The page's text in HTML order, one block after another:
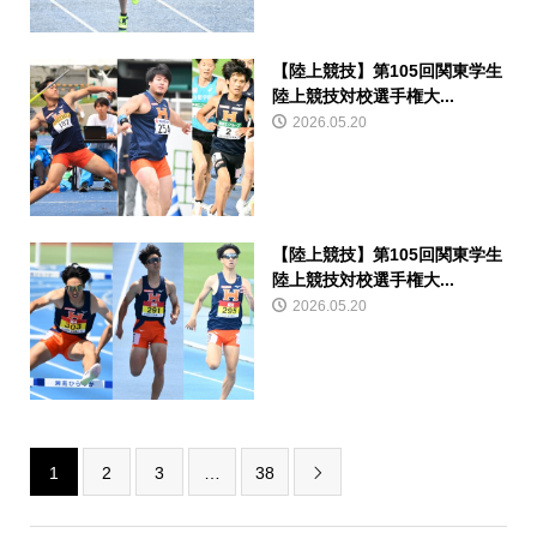
【陸上競技】第105回関東学生
陸上競技対校選手権大...
2026.05.20
【陸上競技】第105回関東学生
陸上競技対校選手権大...
2026.05.20
1 2 3 38 